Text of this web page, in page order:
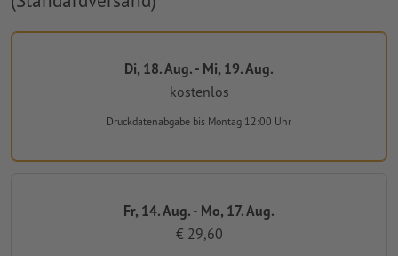
Di, 18. Aug. - Mi, 19. Aug.
kostenlos
Druckdatenabgabe bis Montag 12:00 Uhr
Fr, 14. Aug. - Mo, 17. Aug.
€ 29,60